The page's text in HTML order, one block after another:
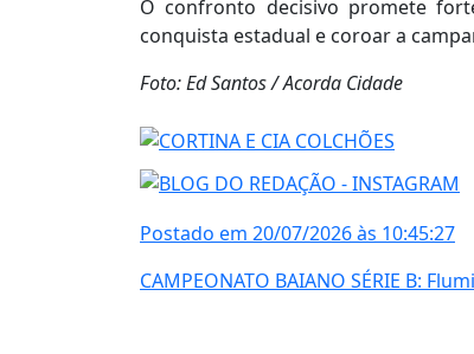
O confronto decisivo promete
conquista estadual e coroar a
Foto: Ed Santos / Acorda Cidade
Postado em 20/07/2026 às 10:45:27
CAMPEONATO BAIANO SÉRIE B: